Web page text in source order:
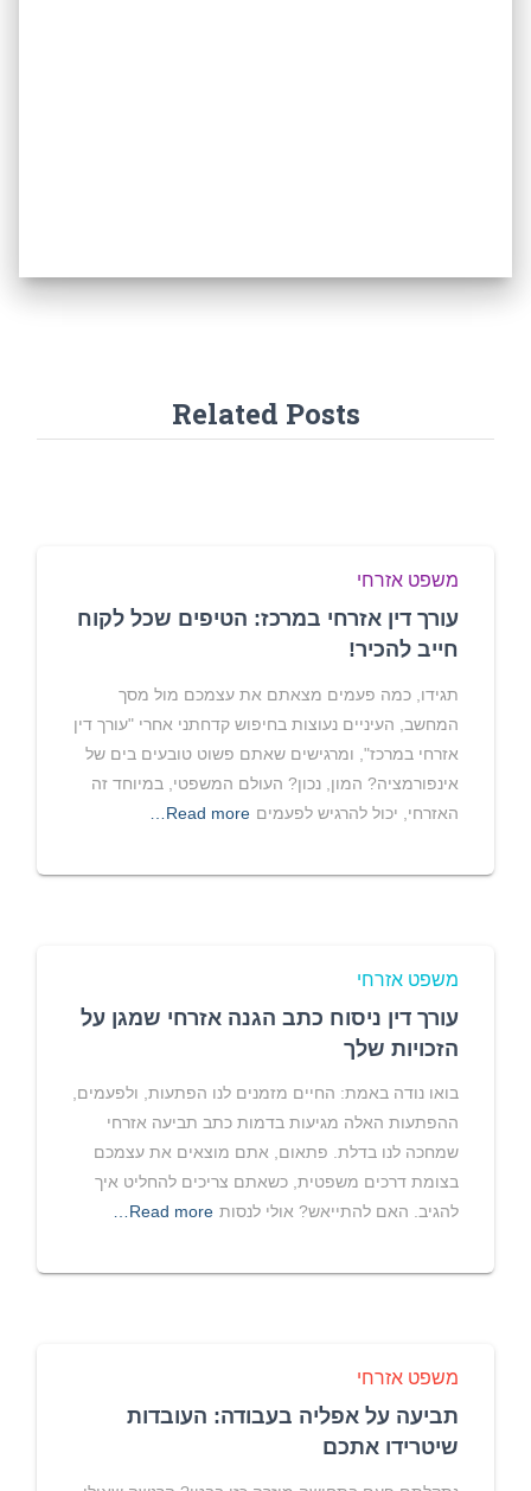
Related Posts
משפט אזרחי
עורך דין אזרחי במרכז: הטיפים שכל לקוח
חייב להכיר!
תגידו, כמה פעמים מצאתם את עצמכם מול מסך
המחשב, העיניים נעוצות בחיפוש קדחתני אחרי "עורך דין
אזרחי במרכז", ומרגישים שאתם פשוט טובעים בים של
אינפורמציה? המון, נכון? העולם המשפטי, במיוחד זה
האזרחי, יכול להרגיש לפעמים Read more…
משפט אזרחי
עורך דין ניסוח כתב הגנה אזרחי שמגן על
הזכויות שלך
בואו נודה באמת: החיים מזמנים לנו הפתעות, ולפעמים,
ההפתעות האלה מגיעות בדמות כתב תביעה אזרחי
שמחכה לנו בדלת. פתאום, אתם מוצאים את עצמכם
בצומת דרכים משפטית, כשאתם צריכים להחליט איך
להגיב. האם להתייאש? אולי לנסות Read more…
משפט אזרחי
תביעה על אפליה בעבודה: העובדות
שיטרידו אתכם